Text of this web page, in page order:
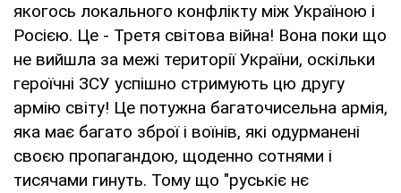
якогось локального конфлікту між Україною і
Росією. Це - Третя світова війна! Вона поки що
не вийшла за межі території України, оскільки
героїчні ЗСУ успішно стримують цю другу
армію світу! Це потужна багаточисельна армія,
яка має багато зброї і воїнів, які одурманені
своєю пропагандою, щоденно сотнями і
тисячами гинуть. Тому що "руськіє нє